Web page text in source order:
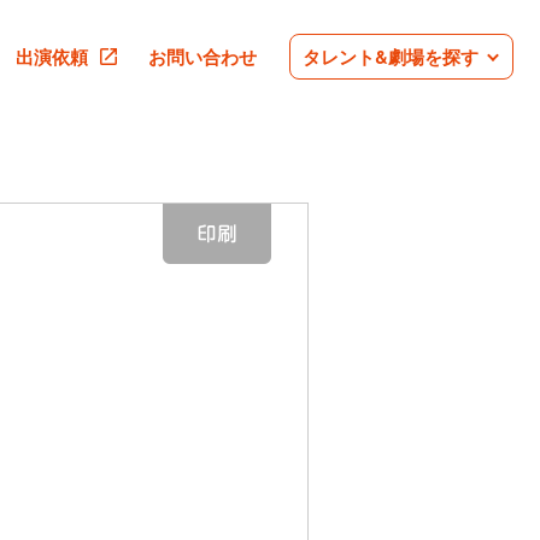
出演依頼 お問い合わせ タレント&劇場を探す